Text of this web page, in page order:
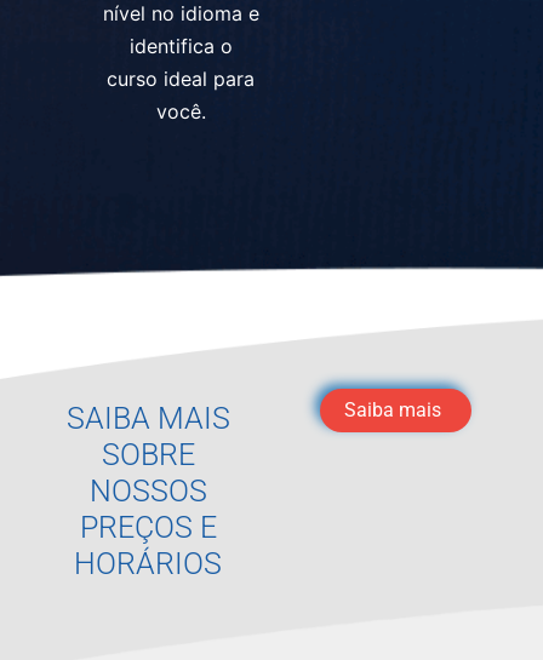
nível no idioma e
identifica o
curso ideal para
você.
SAIBA MAIS
SOBRE
NOSSOS
PREÇOS E
HORÁRIOS
Saiba mais